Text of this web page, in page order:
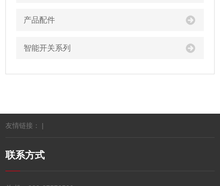
产品配件
智能开关系列
友情链接： |
联系方式